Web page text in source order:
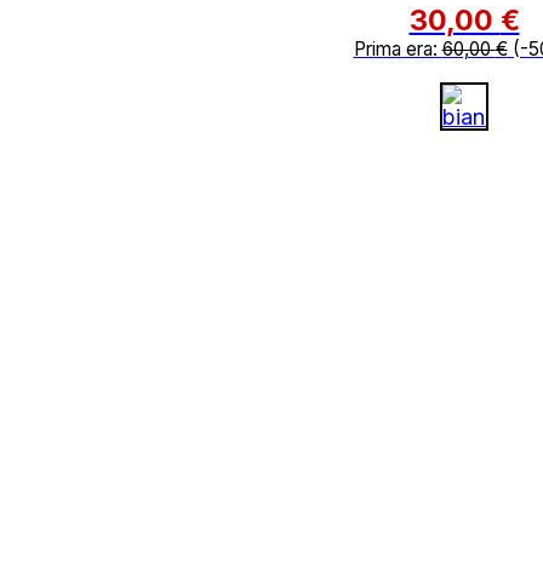
30,00 €
Prima era:60,00€(-